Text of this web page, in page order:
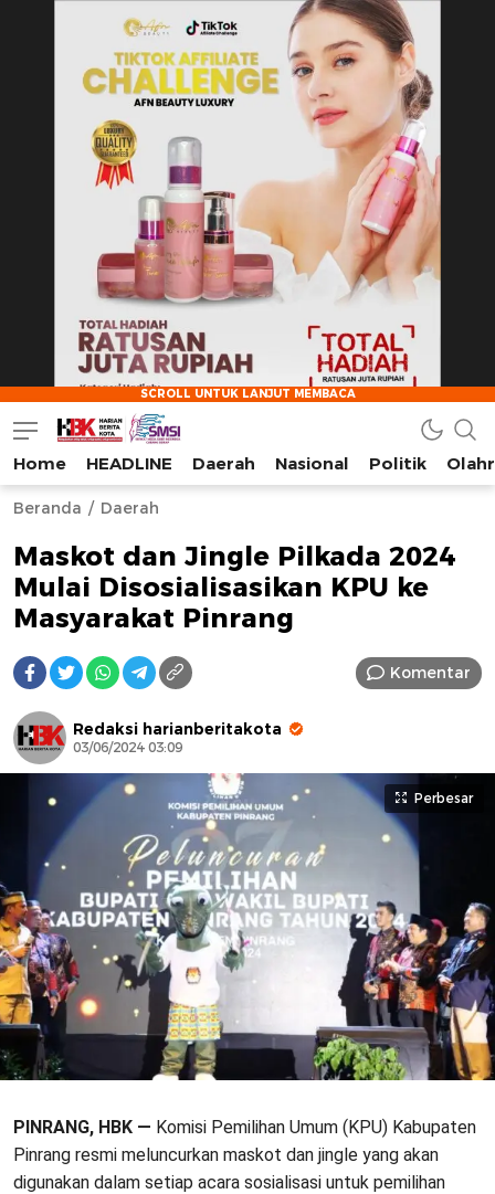
HarianBeritaKota
Mengabarkan Setiap Detil, Sudut, dan Cerita Kota
Home HEADLINE Daerah Nasional Politik
Beranda Daerah
Maskot dan Jingle Pilkada 2024
Mulai Disosialisasikan KPU ke
Masyarakat Pinrang
Komentar
Redaksi harianberitakota
03/06/2024 03:09
Perbesar
PINRANG, HBK — Komisi Pemilihan Umum (KPU) Kabupaten
Pinrang resmi meluncurkan maskot dan jingle yang akan
digunakan dalam setiap acara sosialisasi untuk pemilihan